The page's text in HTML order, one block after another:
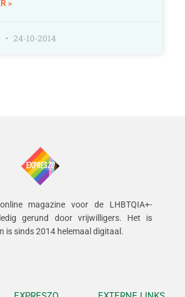
»
24-10-2014
magazine voor de LHBTQIA+-
gerund door vrijwilligers. Het is
is sinds 2014 helemaal digitaal.